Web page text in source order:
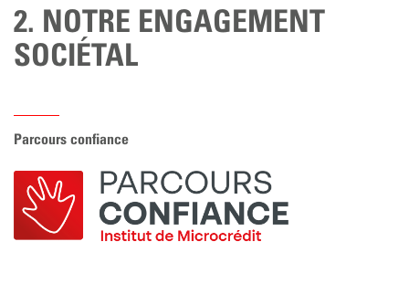
2. NOTRE ENGAGEMENT
SOCIÉTAL
Parcours confiance